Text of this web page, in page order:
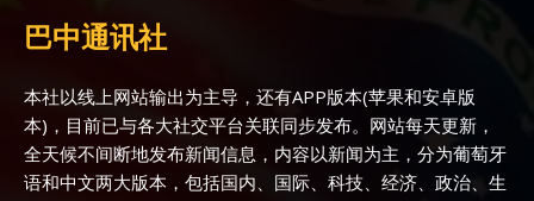
巴中通讯社
本社以线上网站输出为主导，还有APP版本(苹果和安卓版
本)，目前已与各大社交平台关联同步发布。网站每天更新，
全天候不间断地发布新闻信息，内容以新闻为主，分为葡萄牙
语和中文两大版本，包括国内、国际、科技、经济、政治、生